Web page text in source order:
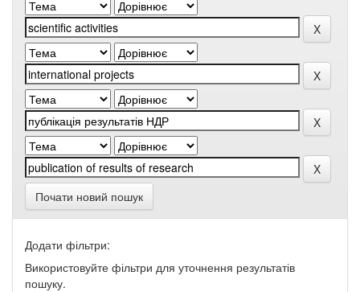
Почати новий пошук
Додати фільтри:
Використовуйте фільтри для уточнення результатів
пошуку.